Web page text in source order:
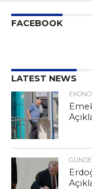
FACEBOOK
LATEST NEWS